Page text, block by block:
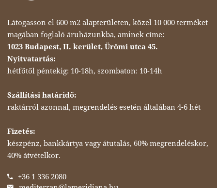
Látogasson el 600 m2 alapterületen, közel 10 000 terméket
magában foglaló áruházunkba, aminek címe:
1023 Budapest, II. kerület, Ürömi utca 45.
Nyitvatartás:
hétfőtől péntekig: 10-18h, szombaton: 10-14h
Szállítási határidő:
raktárról azonnal, megrendelés esetén általában 4-6 hét
Fizetés:
készpénz, bankkártya vagy átutalás, 60% megrendeléskor,
40% átvételkor.
+36 1 336 2080